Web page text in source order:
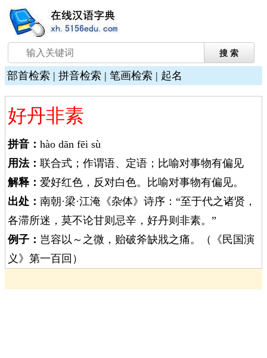
部首检索 | 拼音检索 | 笔画检索 | 起名
好丹非素
拼音： hào dān fēi sù
用法： 联合式；作谓语、定语；比喻对事物有偏见
解释： 爱好红色，反对白色。比喻对事物有偏见。
出处： 南朝·梁·江淹《杂体》诗序：“至于代之诸贤，
各滞所迷，莫不论甘则忌辛，好丹则非素。”
例子： 岂容以～之微，贻破斧缺戕之痛。（《民国演
义》第一百回）